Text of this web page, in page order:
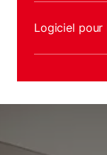
Logiciel pour